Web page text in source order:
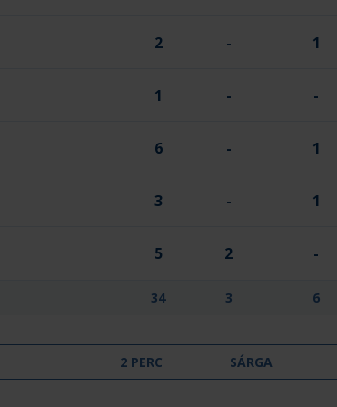
2 - 1
1 - -
6 - 1
3 - 1
5 2 -
34 3 6
2 PERC SÁRGA